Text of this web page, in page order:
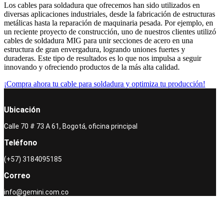
Los cables para soldadura que ofrecemos han sido utilizados en
diversas aplicaciones industriales, desde la fabricación de estructuras
metálicas hasta la reparación de maquinaria pesada. Por ejemplo, en
un reciente proyecto de construcción, uno de nuestros clientes utilizó
cables de soldadura MIG para unir secciones de acero en una
estructura de gran envergadura, logrando uniones fuertes y
duraderas. Este tipo de resultados es lo que nos impulsa a seguir
innovando y ofreciendo productos de la más alta calidad.
¡Compra ahora tu cable para soldadura y optimiza tu producción!
Ubicación
Calle 70 # 73 A 61, Bogotá, oficina principal
Teléfono
(+57) 3184095185
Correo
info@gemini.com.co